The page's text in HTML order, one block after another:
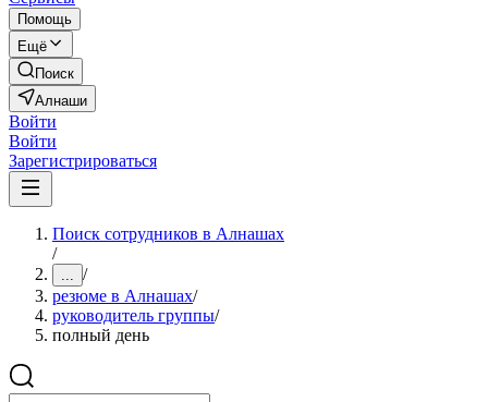
Помощь
Ещё
Поиск
Алнаши
Войти
Войти
Зарегистрироваться
Поиск сотрудников в Алнашах
/
... /
резюме в Алнашах/
руководитель группы/
полный день